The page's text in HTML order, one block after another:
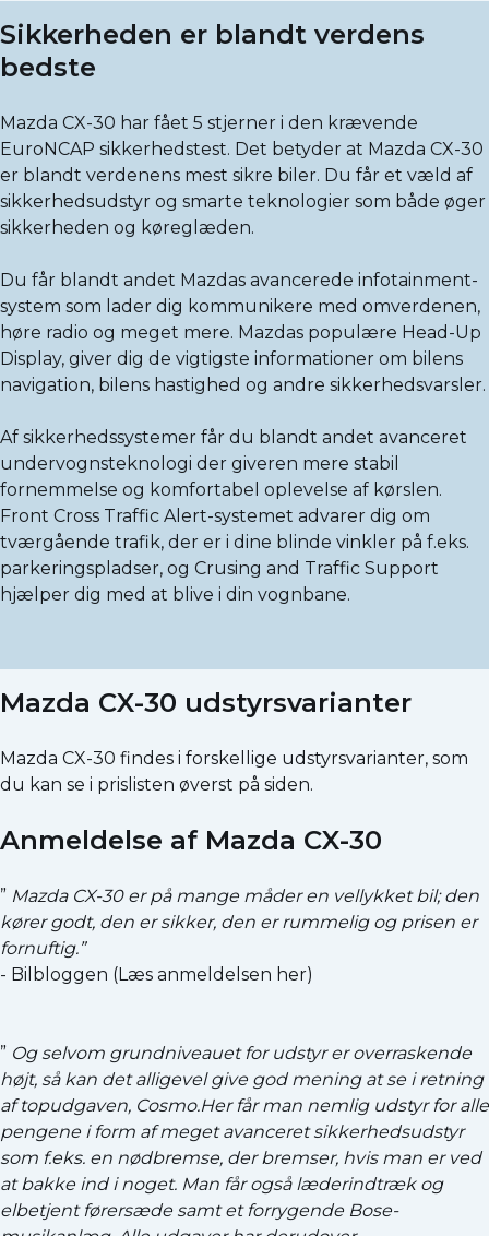
Sikkerheden er blandt verdens
bedste
Mazda CX-30 har fået 5 stjerner i den krævende
EuroNCAP sikkerhedstest. Det betyder at Mazda CX-30
er blandt verdenens mest sikre biler. Du får et væld af
sikkerhedsudstyr og smarte teknologier som både øger
sikkerheden og køreglæden.
Du får blandt andet Mazdas avancerede infotainment-
system som lader dig kommunikere med omverdenen,
høre radio og meget mere. Mazdas populære Head-Up
Display, giver dig de vigtigste informationer om bilens
navigation, bilens hastighed og andre sikkerhedsvarsler.
Af sikkerhedssystemer får du blandt andet avanceret
undervognsteknologi der giveren mere stabil
fornemmelse og komfortabel oplevelse af kørslen.
Front Cross Traffic Alert-systemet advarer dig om
tværgående trafik, der er i dine blinde vinkler på f.eks.
parkeringspladser, og Crusing and Traffic Support
hjælper dig med at blive i din vognbane.
Mazda CX-30 udstyrsvarianter
Mazda CX-30 findes i forskellige udstyrsvarianter, som
du kan se i prislisten øverst på siden.
Anmeldelse af Mazda CX-30
” Mazda CX-30 er på mange måder en vellykket bil; den
kører godt, den er sikker, den er rummelig og prisen er
fornuftig.”
- Bilbloggen (Læs anmeldelsen her)
” Og selvom grundniveauet for udstyr er overraskende
højt, så kan det alligevel give god mening at se i retning
af topudgaven, Cosmo.Her får man nemlig udstyr for alle
pengene i form af meget avanceret sikkerhedsudstyr
som f.eks. en nødbremse, der bremser, hvis man er ved
at bakke ind i noget. Man får også læderindtræk og
elbetjent førersæde samt et forrygende Bose-